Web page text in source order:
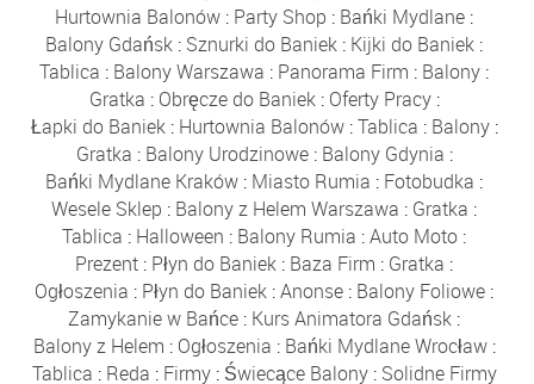
Hurtownia Balonów : Party Shop : Bańki Mydlane :
Balony Gdańsk : Sznurki do Baniek : Kijki do Baniek :
Tablica : Balony Warszawa : Panorama Firm : Balony :
Gratka : Obręcze do Baniek: Oferty Pracy:
Łapki do Baniek: Hurtownia Balonów:Tablica : Balony:
Gratka : Balony Urodzinowe: Balony Gdynia :
Bańki Mydlane Kraków : Miasto Rumia : Fotobudka :
Wesele Sklep : Balony z Helem Warszawa : Gratka :
Tablica : Halloween : Balony Rumia :Auto Moto :
Prezent : Płyn do Baniek : Baza Firm : Gratka :
Ogłoszenia : Płyn do Baniek :Anonse : Balony Foliowe :
Zamykanie w Bańce : Kurs Animatora Gdańsk :
Balony z Helem : Ogłoszenia : Bańki Mydlane Wrocław:
Tablica : Reda : Firmy: Świecące Balony: Solidne Firmy